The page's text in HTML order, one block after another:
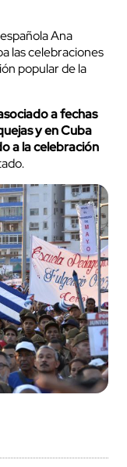
Ana
las celebraciones
popular de la
a fechas
y en Cuba
a la celebración